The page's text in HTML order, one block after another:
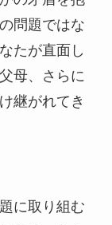
問題ではな
たが直面し
母、さらに
継がれてき
に取り組む